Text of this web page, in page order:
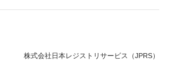
株式会社日本レジストリサービス（JPRS）